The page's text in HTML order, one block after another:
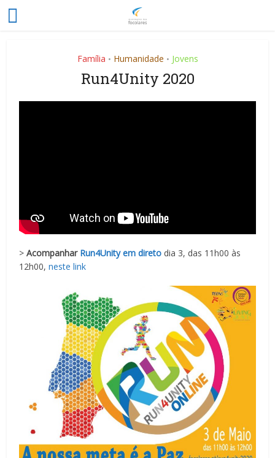
Família • Humanidade • Jovens
Run4Unity 2020
>Acompanhar Run4Unity em direto dia 3, das 11h00 às
12h00, neste link